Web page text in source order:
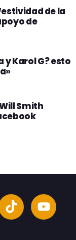
de la
de
y Karol G? esto
Smith